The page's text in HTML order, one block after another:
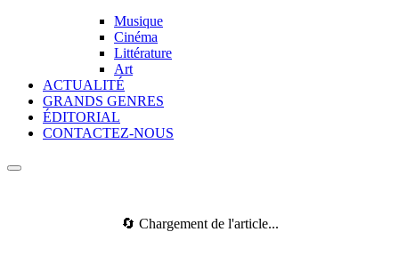
Musique
Cinéma
Littérature
Art
ACTUALITÉ
GRANDS GENRES
ÉDITORIAL
CONTACTEZ-NOUS
🔄 Chargement de l'article...